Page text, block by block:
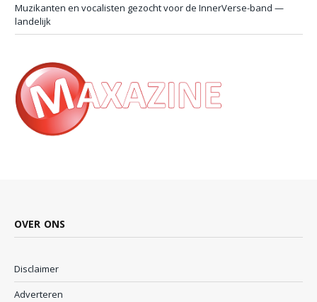
Muzikanten en vocalisten gezocht voor de InnerVerse-band —
landelijk
OVER ONS
Disclaimer
Adverteren